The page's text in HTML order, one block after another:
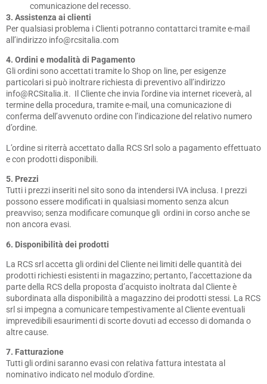
comunicazione del recesso.
3. Assistenza ai clienti
Per qualsiasi problema i Clienti potranno contattarci tramite e-mail
all’indirizzo info@rcsitalia.com
4. Ordini e modalità di Pagamento
Gli ordini sono accettati tramite lo Shop on line, per esigenze
particolari si può inoltrare richiesta di preventivo all’indirizzo
info@RCSitalia.it. Il Cliente che invia l’ordine via internet riceverà, al
termine della procedura, tramite e-mail, una comunicazione di
conferma dell’avvenuto ordine con l’indicazione del relativo numero
d’ordine.
L’ordine si riterrà accettato dalla RCS Srl solo a pagamento effettuato
e con prodotti disponibili.
5. Prezzi
Tutti i prezzi inseriti nel sito sono da intendersi IVA inclusa. I prezzi
possono essere modificati in qualsiasi momento senza alcun
preavviso; senza modificare comunque gli ordini in corso anche se
non ancora evasi.
6. Disponibilità dei prodotti
La RCS srl accetta gli ordini del Cliente nei limiti delle quantità dei
prodotti richiesti esistenti in magazzino; pertanto, l’accettazione da
parte della RCS della proposta d’acquisto inoltrata dal Cliente è
subordinata alla disponibilità a magazzino dei prodotti stessi. La RCS
srl si impegna a comunicare tempestivamente al Cliente eventuali
imprevedibili esaurimenti di scorte dovuti ad eccesso di domanda o
altre cause.
7. Fatturazione
Tutti gli ordini saranno evasi con relativa fattura intestata al
nominativo indicato nel modulo d’ordine.